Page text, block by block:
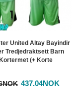
United Altay Bayindir
Tredjedraktsett Barn
(+ Korte
437.04NOK